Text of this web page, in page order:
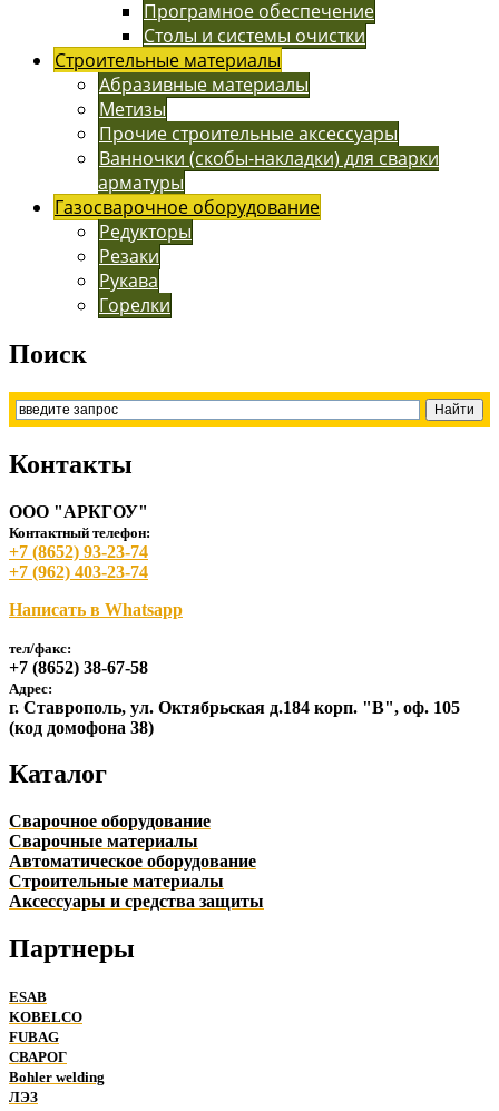
Програмное обеспечение
Столы и системы очистки
Строительные материалы
Абразивные материалы
Метизы
Прочие строительные аксессуары
Ванночки (скобы-накладки) для сварки
арматуры
Газосварочное оборудование
Редукторы
Резаки
Рукава
Горелки
Поиск
Контакты
ООО "АРКГОУ"
Контактный телефон:
+7 (8652) 93-23-74
+7 (962) 403-23-74
Написать в Whatsapp
тел/факс:
+7 (8652) 38-67-58
Адрес:
г. Ставрополь, ул. Октябрьская д.184 корп. "В", оф. 105
(код домофона 38)
Каталог
Сварочное оборудование
Сварочные материалы
Автоматическое оборудование
Строительные материалы
Аксессуары и средства защиты
Партнеры
ESAB
KOBELCO
FUBAG
СВАРОГ
Bohler welding
ЛЭЗ